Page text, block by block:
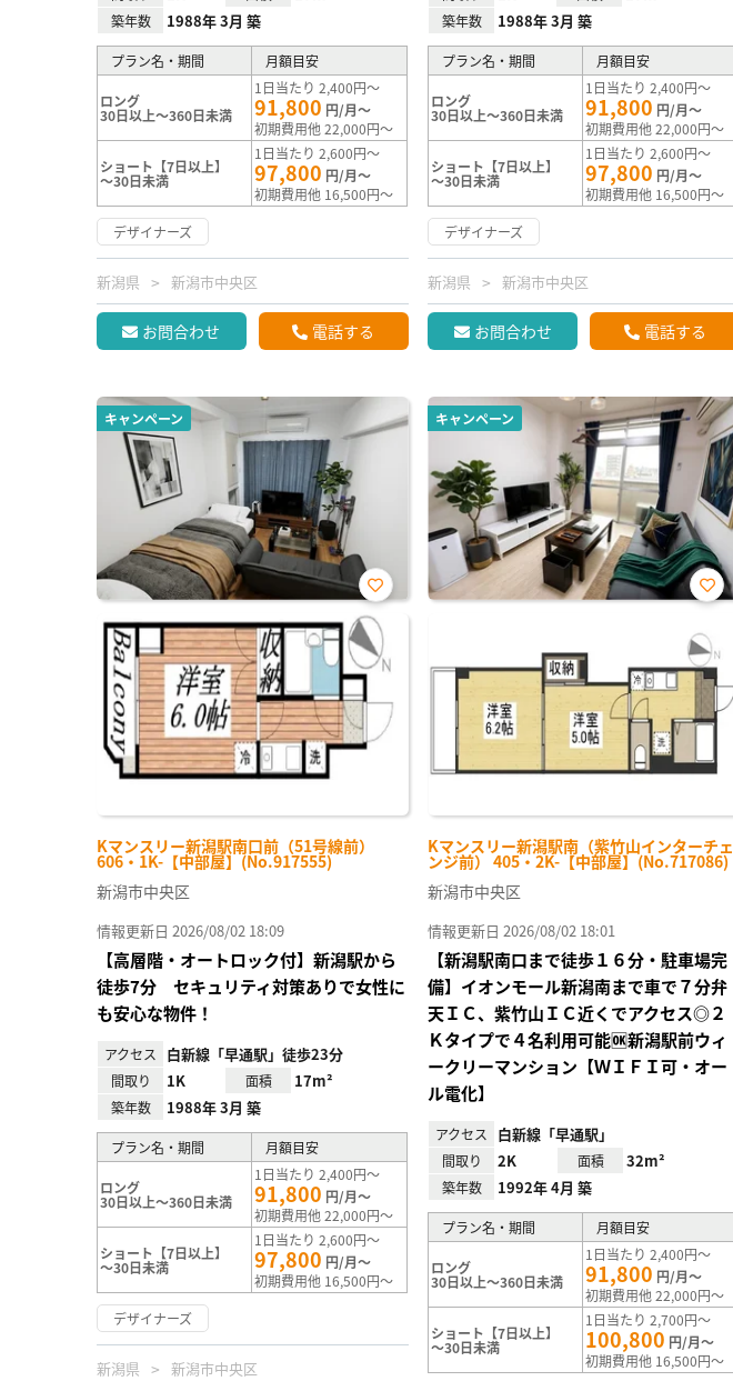
築年数 1988年 3月 築
プラン名・期間 月額目安
ロング
30日以上～360日未満
1日当たり 2,400円～
91,800 円/月～
初期費用他 22,000円～
ショート【7日以上】
～30日未満
1日当たり 2,600円～
97,800 円/月～
初期費用他 16,500円～
デザイナーズ
新潟県 新潟市中央区
お問合わせ 電話する
築年数 1988年 3月 築
プラン名・期間 月額目安
ロング
30日以上～360日未満
1日当たり 2,400円～
91,800 円/月～
初期費用他 22,000円～
ショート【7日以上】
～30日未満
1日当たり 2,600円～
97,800 円/月～
初期費用他 16,500円～
デザイナーズ
新潟県 新潟市中央区
お問合わせ 電話する
キャンペーン
Kマンスリー新潟駅南口前（51号線前）
606・1K-【中部屋】(No.917555)
お気
に入
り登
録
新潟市中央区
情報更新日 2026/08/02 18:09
【高層階・オートロック付】新潟駅から
徒歩7分 セキュリティ対策ありで女性に
も安心な物件！
アクセス 白新線「早通駅」徒歩23分
間取り 1K 面積 17m²
築年数 1988年 3月 築
プラン名・期間 月額目安
ロング
30日以上～360日未満
1日当たり 2,400円～
91,800 円/月～
初期費用他 22,000円～
ショート【7日以上】
～30日未満
1日当たり 2,600円～
97,800 円/月～
初期費用他 16,500円～
デザイナーズ
新潟県 新潟市中央区
キャンペーン
Kマンスリー新潟駅南（紫竹山インターチェ
ンジ前） 405・2K-【中部屋】(No.717086)
お気
り登
録
新潟市中央区
情報更新日 2026/08/02 18:01
【新潟駅南口まで徒歩１６分・駐車場完
備】イオンモール新潟南まで車で７分弁
天ＩＣ、紫竹山ＩＣ近くでアクセス◎２
Ｋタイプで４名利用可能🆗新潟駅前ウィ
ークリーマンション【ＷＩＦＩ可・オー
ル電化】
アクセス 白新線「早通駅」
間取り 2K 面積 32m²
築年数 1992年 4月 築
プラン名・期間 月額目安
ロング
30日以上～360日未満
1日当たり 2,400円～
91,800 円/月～
初期費用他 22,000円～
ショート【7日以上】
～30日未満
1日当たり 2,700円～
100,800 円/月～
初期費用他 16,500円～